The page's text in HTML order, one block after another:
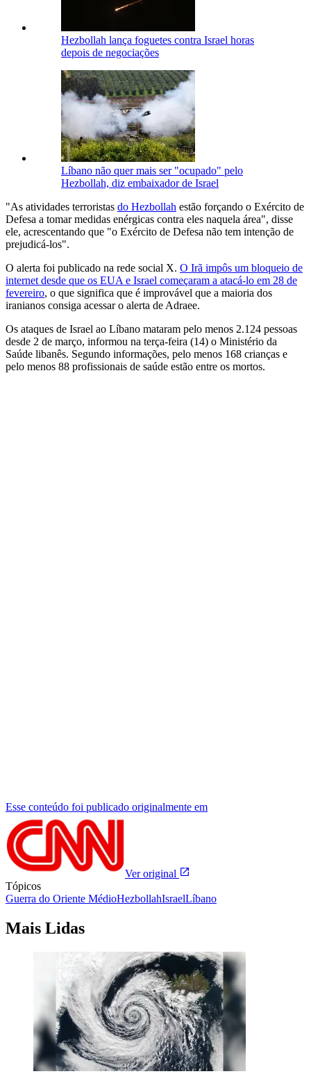
Hezbollah lança foguetes contra Israel horas
depois de negociações
Líbano não quer mais ser "ocupado" pelo
Hezbollah, diz embaixador de Israel
"As atividades terroristas do Hezbollah estão forçando o Exército de
Defesa a tomar medidas enérgicas contra eles naquela área", disse
ele, acrescentando que "o Exército de Defesa não tem intenção de
prejudicá-los".
O alerta foi publicado na rede social X. O Irã impôs um bloqueio de
internet desde que os EUA e Israel começaram a atacá-lo em 28 de
fevereiro, o que significa que é improvável que a maioria dos
iranianos consiga acessar o alerta de Adraee.
Os ataques de Israel ao Líbano mataram pelo menos 2.124 pessoas
desde 2 de março, informou na terça-feira (14) o Ministério da
Saúde libanês. Segundo informações, pelo menos 168 crianças e
pelo menos 88 profissionais de saúde estão entre os mortos.
Esse conteúdo foi publicado originalmente em
Ver original
Tópicos
Guerra do Oriente MédioHezbollahIsraelLíbano
Mais Lidas